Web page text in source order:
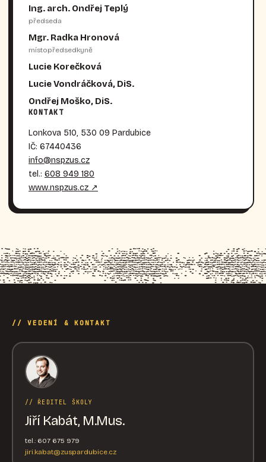
Ing. arch. Ondřej Teplý
předseda
Mgr. Radka Hronová
místopředsedkyně
Lucie Korečková
Lucie Vondráčková, DiS.
Ondřej Moško, DiS.
KONTAKT
Lonkova 510, 530 09 Pardubice
IČ: 67440436
info@nspzus.cz
tel.: 608 949 180
www.nspzus.cz ↗
// VEDENÍ & KONTAKT
// ŘEDITEL ŠKOLY
Jiří Kabát, M.Mus.
tel.: 607 675 979
jiri.kabat@zuspardubice.cz